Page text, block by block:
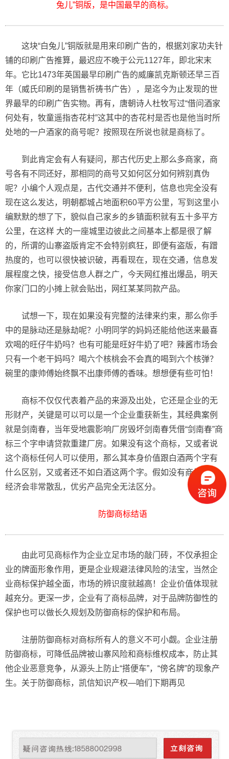
兔儿”铜版，是中国最早的商标。
这块“白兔儿”铜版就是用来印刷广告的，根据刘家功夫针
铺的印刷广告推算，最迟应不晚于公元1127年，即北宋末
年。它比1473年英国最早印刷广告的威廉凯克斯顿还早三百
年（威氏印刷的是销售祈祷书广告），是迄今为止发现的世
界最早的印刷广告实物。再有，唐朝诗人杜牧写过“借问酒家
何处有，牧童遥指杏花村”这其中的杏花村是否也是他当时所
处地的一户酒家的商号呢？按照现在所说也就是商标了。
到此肯定会有人有疑问，那古代历史上那么多商家，商
号各有不同还好，那相同的商号又如何区分如何辨别真伪
呢？小编个人观点是，古代交通并不便利，信息也完全没有
现在这么发达，明朝都城占地面积60平方公里，写到这里小
编默默的想了下，貌似自己家乡的乡镇面积就有五十多平方
公里，在这样 大的一座城里边彼此之间基本上都是很了解
的，所谓的山寨盗版肯定不会特别疯狂，即便有盗版，有蹭
热度的，也可以很快被识破，再看现在，现在交通，信息发
展程度之快，接受信息人群之广，今天网红推出爆品，明天
你家门口的小摊上就会贴出，网红某某同款产品。
试想一下，现在如果没有完整的法律来约束，那么你手
中的是脉动还是脉劫呢？小明同学的妈妈还能给他送来最喜
欢喝的旺仔牛奶吗？也有可能是旺好牛奶了吧？辣酱市场会
只有一个老干妈吗？喝六个核桃会不会真的喝到六个核弹？
碗里的康帅傅始终飘不出康师傅的香味。想想便有些可怕！
商标不仅仅代表着产品的来源及出处，它还是企业的无
形财产，关键是可以可以是一个企业重获新生，其经典案例
就是剑南春，当年受地震影响厂房毁坏剑南春凭借“剑南春”商
标三个字申请贷款重建厂房。如果没有这个商标，又或者说
这个商标任何人可以使用，那么其本身价值跟白酒两个字有
什么区别，又或者还不如白酒这两个字。假如没有商标市场
经济会非常散乱，优劣产品完全无法区分。
防御商标结语
由此可见商标作为企业立足市场的敲门砖，不仅承担企
业的牌面形象作用，更是企业规避法律风险的法宝，当然企
业商标保护越全面，市场的辨识度就越高！企业价值体现就
越充分。更深一步，企业有了商标品牌，对于品牌防御性的
保护也可以做长久规划及防御商标的保护和布局。
注册防御商标对商标所有人的意义不可小觑。企业注册
防御商标，可降低品牌被山寨风险和商标维权成本，防止其
他企业恶意竞争，从源头上防止“搭便车”，“傍名牌”的现象产
生。关于防御商标，凯信知识产权—咱们下期再见